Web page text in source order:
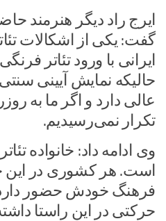
ایرج راد دیگر هنرمند
گفت: یکی از اشکالات
ایرانی با ورود تئاتر
حالیکه نمایش آیینی
عالی دارد و اگر ما به
تکرار نمی‌رسیدیم.
وی ادامه داد: خانواده
است. هر کشوری در این
فرهنگ خودش حضور دارد.
حرکتی در این راستا